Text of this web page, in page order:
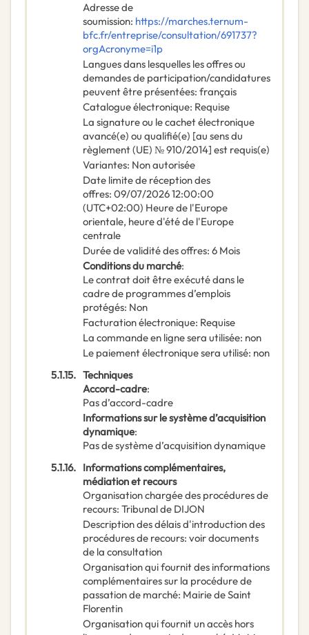
Adresse de
soumission: https://marches.ternum-
bfc.fr/entreprise/consultation/691737?
orgAcronyme=i1p
Langues dans lesquelles les offres ou
demandes de participation/candidatures
peuvent être présentées: français
Catalogue électronique: Requise
La signature ou le cachet électronique
avancé(e) ou qualifié(e) [au sens du
règlement (UE) № 910/2014] est requis(e)
Variantes: Non autorisée
Date limite de réception des
offres: 09/07/202612:00:00
(UTC+02:00) Heure de l'Europe
orientale, heure d'été de l'Europe
centrale
Durée de validité des offres: 6 Mois
Conditions du marché:
Le contrat doit être exécuté dans le
cadre de programmes d’emplois
protégés: Non
Facturation électronique: Requise
La commande en ligne sera utilisée: non
Le paiement électronique sera utilisé: non
5.1.15. Techniques
Accord-cadre:
Pas d’accord-cadre
Informations sur le système d’acquisition
dynamique:
Pas de système d’acquisition dynamique
5.1.16. Informations complémentaires,
médiation et recours
Organisation chargée des procédures de
recours: Tribunal de DIJON
Description des délais d'introduction des
procédures de recours: voir documents
de la consultation
Organisation qui fournit des informations
complémentaires sur la procédure de
passation de marché: Mairie de Saint
Florentin
Organisation qui fournit un accès hors